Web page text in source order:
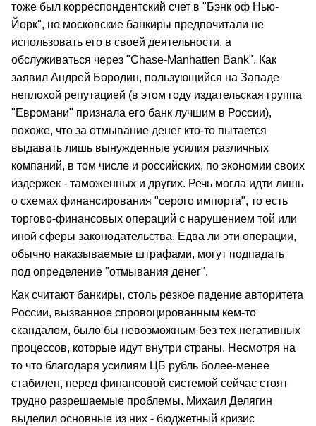
тоже был корреспондентский счет в "Бэнк oф Нью-
Йорк", но московские банкиры предпочитали не
использовать его в своей деятельности, а
обслуживаться через "Chase-Manhatten Bank". Как
заявил Андрей Бородин, пользующийся на Западе
неплохой репутацией (в этом году издательская группа
"Евромани" признала его банк лучшим в России),
похоже, что за отмывание денег кто-то пытается
выдавать лишь вынужденные усилия различных
компаний, в том числе и российских, по экономии своих
издержек - таможенных и других. Речь могла идти лишь
о схемах финансирования "серого импорта", то есть
торгово-финансовых операций с нарушением той или
иной сферы законодательства. Едва ли эти операции,
обычно наказываемые штрафами, могут подпадать
под определение "отмывания денег".
Как считают банкиры, столь резкое падение авторитета
России, вызванное спровоцированным кем-то
скандалом, было бы невозможным без тех негативных
процессов, которые идут внутри страны. Несмотря на
то что благодаря усилиям ЦБ рубль более-менее
стабилен, перед финансовой системой сейчас стоят
трудно разрешаемые проблемы. Михаил Делягин
выделил основные из них - бюджетный кризис